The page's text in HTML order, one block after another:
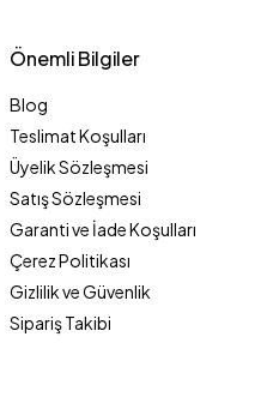
Önemli Bilgiler
Blog
Teslimat Koşulları
Üyelik Sözleşmesi
Satış Sözleşmesi
Garanti ve İade Koşulları
Çerez Politikası
Gizlilik ve Güvenlik
Sipariş Takibi